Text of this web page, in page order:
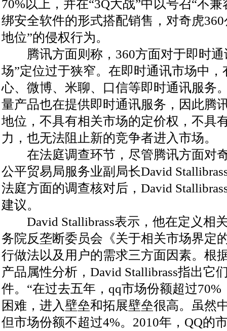
70%以上，并在“3Q大战”中以号召“不
绑安全软件的形式搭配销售，对奇虎
地位”的侵权行为。
腾讯方面则称，360方面对于即时通
场”定位过于狭窄。在即时通讯市场中
心、微博、米聊、口信等即时通讯服务
量产品也在提供即时通讯服务，因此腾
地位，不具有相关市场的定价权，不具
力，也无法阻止新的竞争者进入市场。
在法庭调查环节，尽管腾讯方面对
公平贸易局服务业副局长David
法庭方面的调查核对后，David
建议。
David Stallibrass表示，他在定义相
务院反垄断委员会《关于相关市场界定
行做法以及用户的需求三方面因素。根
产品属性分析，David Stallibrass指出它
件。“在过去五年，qq市场份额超过
困难，进入壁垒和拓展壁垒很高。虽然
但市场份额不超过4%。2010年，QQ的